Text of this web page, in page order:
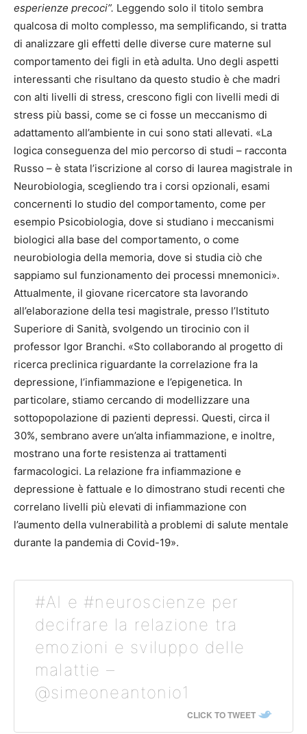
esperienze precoci”. Leggendo solo il titolo sembra
qualcosa di molto complesso, ma semplificando, si tratta
di analizzare gli effetti delle diverse cure materne sul
comportamento dei figli in età adulta. Uno degli aspetti
interessanti che risultano da questo studio è che madri
con alti livelli di stress, crescono figli con livelli medi di
stress più bassi, come se ci fosse un meccanismo di
adattamento all’ambiente in cui sono stati allevati. «La
logica conseguenza del mio percorso di studi – racconta
Russo – è stata l’iscrizione al corso di laurea magistrale in
Neurobiologia, scegliendo tra i corsi opzionali, esami
concernenti lo studio del comportamento, come per
esempio Psicobiologia, dove si studiano i meccanismi
biologici alla base del comportamento, o come
neurobiologia della memoria, dove si studia ciò che
sappiamo sul funzionamento dei processi mnemonici».
Attualmente, il giovane ricercatore sta lavorando
all’elaborazione della tesi magistrale, presso l’Istituto
Superiore di Sanità, svolgendo un tirocinio con il
professor Igor Branchi. «Sto collaborando al progetto di
ricerca preclinica riguardante la correlazione fra la
depressione, l’infiammazione e l’epigenetica. In
particolare, stiamo cercando di modellizzare una
sottopopolazione di pazienti depressi. Questi, circa il
30%, sembrano avere un’alta infiammazione, e inoltre,
mostrano una forte resistenza ai trattamenti
farmacologici. La relazione fra infiammazione e
depressione è fattuale e lo dimostrano studi recenti che
correlano livelli più elevati di infiammazione con
l’aumento della vulnerabilità a problemi di salute mentale
durante la pandemia di Covid-19».
#AI e #neuroscienze per
decifrare la relazione tra
emozioni e sviluppo delle
malattie –
@simeoneantonio1
CLICK TO TWEET